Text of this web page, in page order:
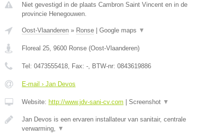
Niet gevestigd in de plaats Cambron Saint Vincent en in de
provincie Henegouwen.
Oost-Vlaanderen » Ronse Google maps ▼
Floreal 25 9600 Ronse (Oost-Vlaanderen)
Tel: 0473555418 , Fax: - , BTW-nr: 0843619886
E-mail › Jan Devos
Website: http://www.jdv-sani-cv.com Screenshot ▼
Jan Devos is een ervaren installateur van sanitair, centrale
verwarming,
▼